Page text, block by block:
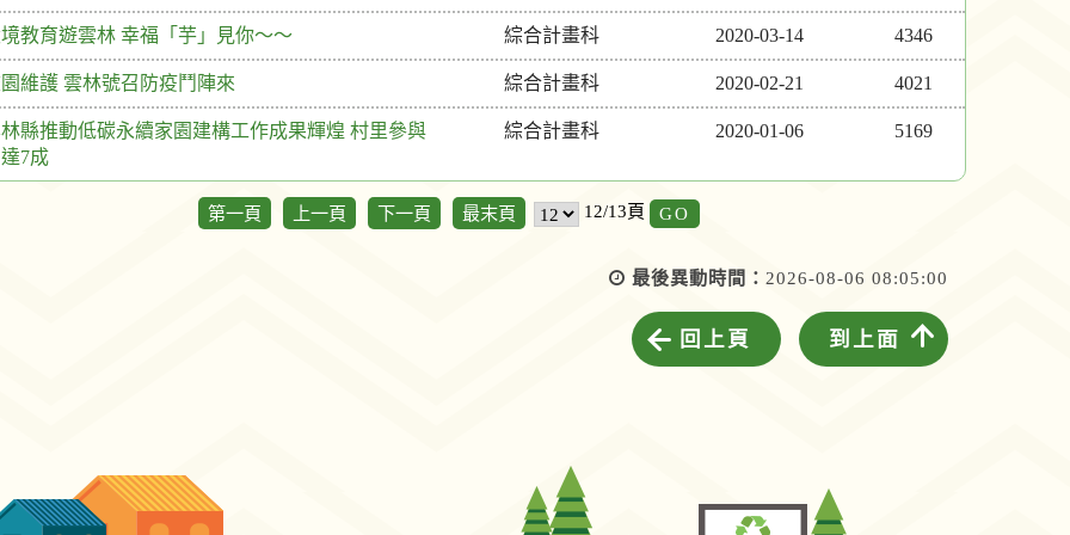
教育遊雲林 幸福「芋」見你～～ 綜合計畫科 2020-03-14 4346
維護 雲林號召防疫鬥陣來 綜合計畫科 2020-02-21 4021
縣推動低碳永續家園建構工作成果輝煌 村里參與
7成
綜合計畫科 2020-01-06 5169
第一頁 上一頁 下一頁 最末頁 12/13頁 GO
最後異動時間： 2026-08-06 08:05:00
回上頁 到上面